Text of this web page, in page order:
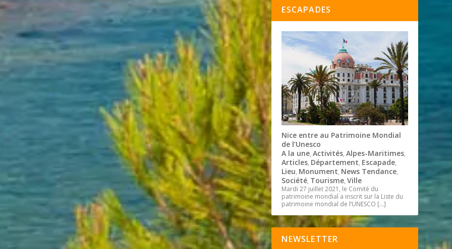
ESCAPADES
Nice entre au Patrimoine Mondial
de l’Unesco
A la une,Activités,Alpes-Maritimes,
Articles, Département, Escapade,
Lieu, Monument, News Tendance,
Société, Tourisme,Ville
Mardi 27 juillet 2021, le Comité du
patrimoine mondial a inscrit sur la Liste du
patrimoine mondial de l’UNESCO […]
NEWSLETTER